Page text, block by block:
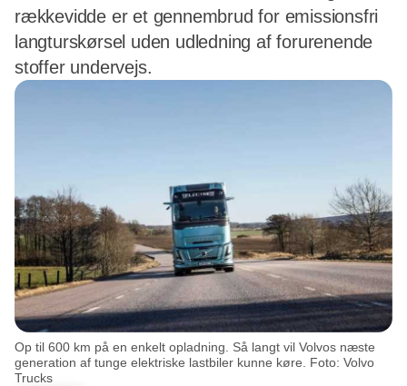
rækkevidde er et gennembrud for emissionsfri
langturskørsel uden udledning af forurenende
stoffer undervejs.
Op til 600 km på en enkelt opladning. Så langt vil Volvos næste
generation af tunge elektriske lastbiler kunne køre. Foto: Volvo
Trucks